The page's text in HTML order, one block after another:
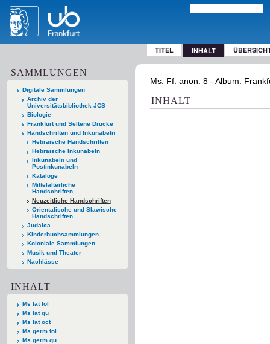
TITEL INHALT
SAMMLUNGEN
Digitale Sammlungen
Archiv der
Universitätsbibliothek JCS
Biologie
Frankfurt und Seltene Drucke
Handschriften und Inkunabeln
Hebräische Handschriften
Hebräische Inkunabeln
Inkunabeln und
Postinkunabeln
Kataloge
Mittelalterliche
Handschriften
Neuzeitliche Handschriften
Orientalische und Slawische
Handschriften
Judaica
Kinderbuchsammlungen
Koloniale Sammlungen
Musik und Theater
Nachlässe
INHALT
Ms lat fol
Ms lat qu
Ms lat oct
Ms germ fol
Ms germ qu
Ms. Ff. anon. 8 - Album.
INHALT